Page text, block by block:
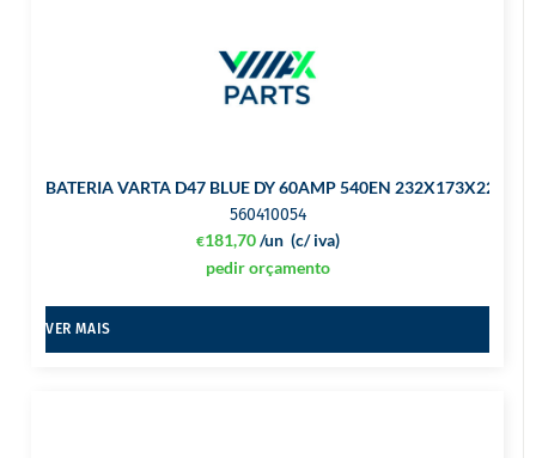
BATERIA VARTA D47 BLUE DY 60AMP 540EN 232X173X225
560410054
€181,70 (c/ iva)
/un
pedir orçamento
VER MAIS